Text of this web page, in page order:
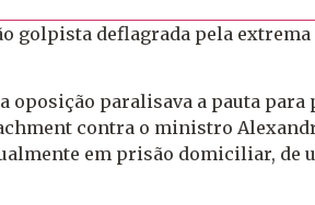
golpista deflagrada pela
oposição paralisava a pauta
contra o ministro
em prisão domiciliar, de